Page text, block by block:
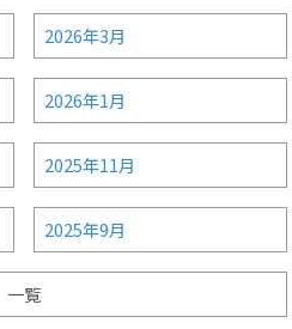
2026年3月
2026年1月
2025年11月
2025年9月
一覧